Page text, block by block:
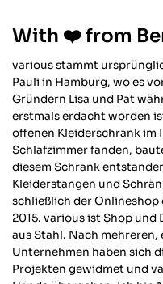
With ❤️ from
various stammt
Pauli in Hamburg, wo es
Gründern Lisa und Pat
erstmals erdacht worden
offenen Kleiderschrank im
Schlafzimmer fanden,
diesem Schrank
Kleiderstangen und
schließlich der Onlineshop
2015. various ist Shop
aus Stahl. Nach
Unternehmen haben sich
Projekten gewidmet und